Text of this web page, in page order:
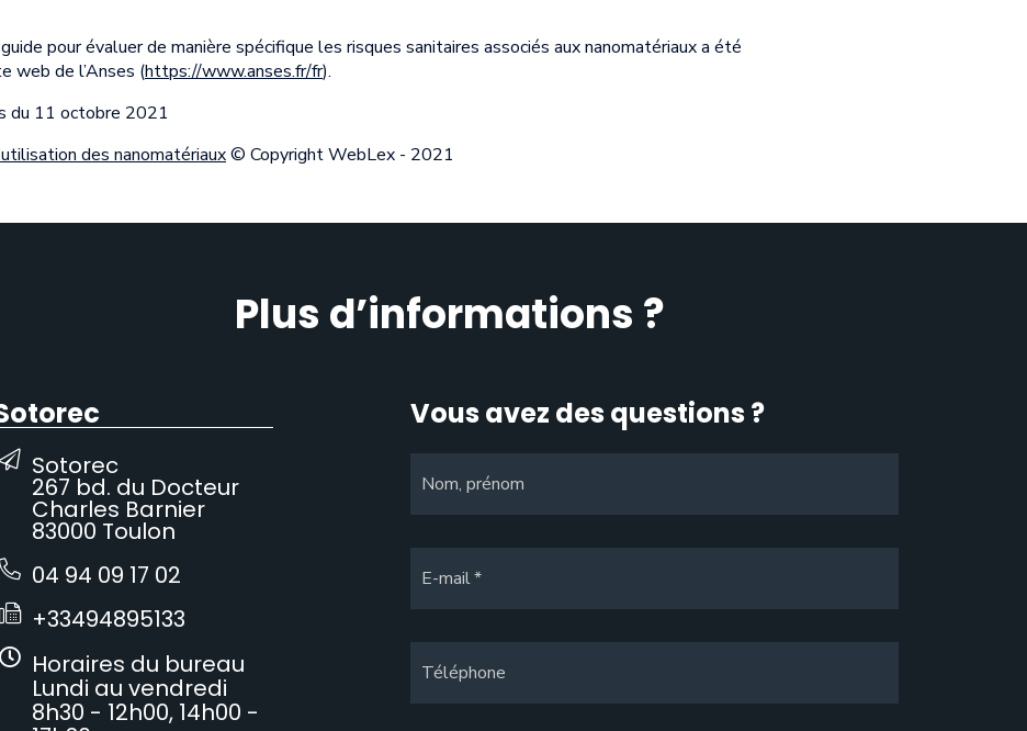
pour évaluer de manière spécifique les risques sanitaires associés aux nanomatériaux a été
web de l’Anses (https://www.anses.fr/fr).
du 11 octobre 2021
des nanomatériaux© Copyright WebLex - 2021
Plus d’informations ?
Sotorec
267 bd. du Docteur
Charles Barnier
83000 Toulon
04 94 09 17 02
+33494895133
Horaires du bureau
Lundi au vendredi
8h30 - 12h00, 14h00 -
Vous avez des questions ?
Nom, prénom
E-mail
Téléphone